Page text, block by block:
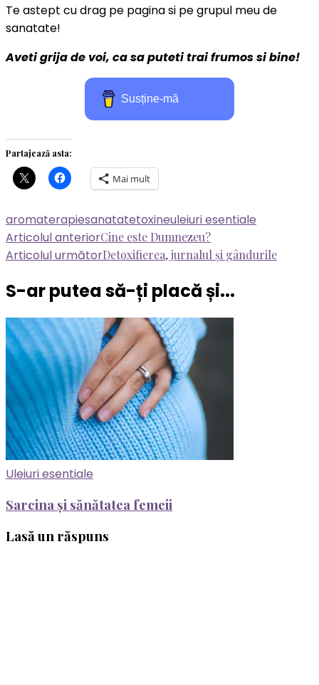
Te astept cu drag pe pagina si pe grupul meu de
sanatate!
Aveti grija de voi, ca sa puteti trai frumos si bine!
Susține-mă
Partajează asta:
Mai mult
aromaterapiesanatatetoxineuleiuri esentiale
Navigare
în
articole
Articolul anteriorCine este Dumnezeu?
Articolul următorDetoxifierea, jurnalul și gândurile
S-ar putea să-ți placă și...
Uleiuri esentiale
Sarcina și sănătatea femeii
Lasă un răspuns